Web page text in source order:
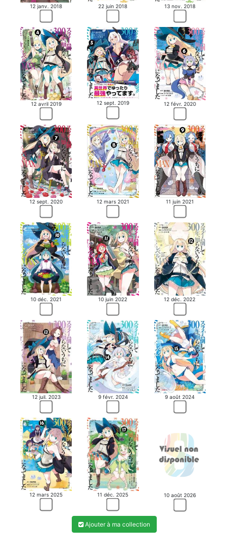
12 janv. 2018 22 juin 2018 13 nov. 2018
12 avril 2019 12 sept. 2019 12 févr. 2020
12 sept. 2020 12 mars 2021 11 juin 2021
10 déc. 2021 10 juin 2022 12 déc. 2022
12 juil. 2023 9 févr. 2024 9 août 2024
12 mars 2025 11 déc. 2025 10 août 2026
Ajouter à ma collection